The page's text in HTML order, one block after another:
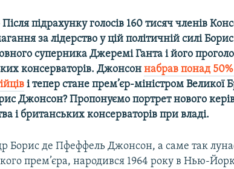
підрахунку голосів 160 тисяч членів
за лідерство у цій політичній силі
суперника Джеремі Ганта і його
консерваторів. Джонсоннабрав понад 50%
і тепер стане прем’єр-міністром Великої
Джонсон? Пропонуємо портрет нового
і британських консерваторів при владі.
Борис де Пфеффель Джонсон, а саме так
прем’єра, народився 1964 року в Нью-